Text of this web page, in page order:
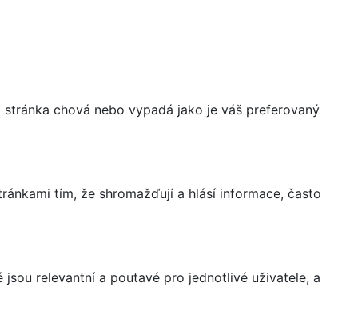
chová nebo vypadá jako je váš preferovaný
tím, že shromažďují a hlásí informace, často
relevantní a poutavé pro jednotlivé uživatele, a